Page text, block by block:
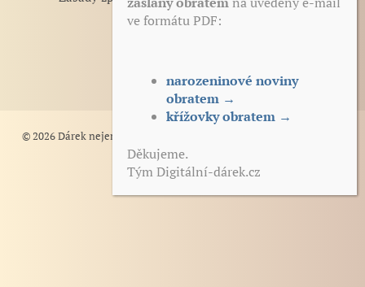
Odstoupení od smlouvy
© 2026 Dárek nejen k narozeninám | Narozeninové noviny, plakáty,
křížovky, výročí svatby
svůj e-mail – bez čekání:
narozeninové noviny
křížovky obratem →
ve formátu PDF:
narozeninové noviny
obratem →
křížovky obratem →
Děkujeme.
Tým Digitální-dárek.cz